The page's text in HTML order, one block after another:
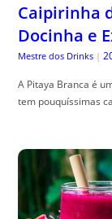
Caipirinha
Docinha e
Mestre dos Drinks |
A Pitaya Branca é
tem pouquíssimas